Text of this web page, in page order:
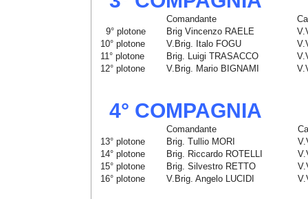
Comandante
9° plotone
Brig Vincenzo RAELE
10° plotone
V.Brig. Italo FOGU
11° plotone
Brig. Luigi TRASACCO
12° plotone
V.Brig. Mario BIGNAMI
4° COMPAGNIA
Comandante
13° plotone
Brig. Tullio MORI
14° plotone
Brig. Riccardo ROTELLI
15° plotone
Brig. Silvestro RETTO
16° plotone
V.Brig. Angelo LUCIDI